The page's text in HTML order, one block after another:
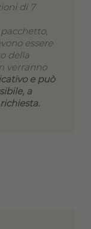
di 7
essere
della
verranno
e può
a